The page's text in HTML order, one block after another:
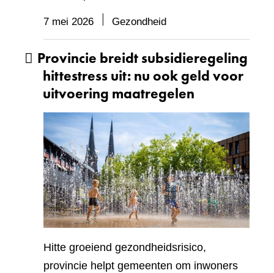
7 mei 2026 Gezondheid
Provincie breidt subsidieregeling
hittestress uit: nu ook geld voor
uitvoering maatregelen
Hitte groeiend gezondheidsrisico,
provincie helpt gemeenten om inwoners